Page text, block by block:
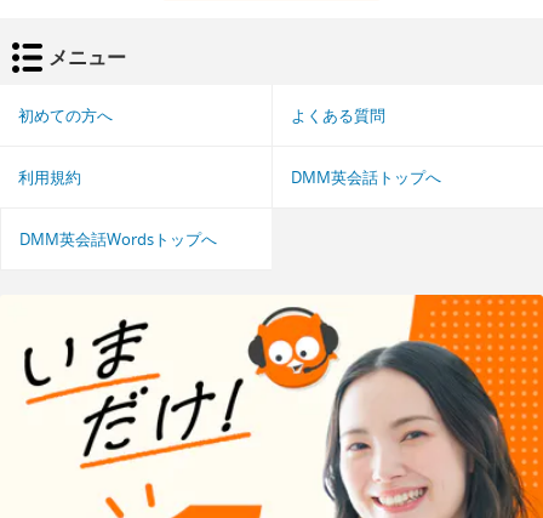
メニュー
初めての方へ よくある質問
利用規約 DMM英会話トップへ
DMM英会話Wordsトップへ